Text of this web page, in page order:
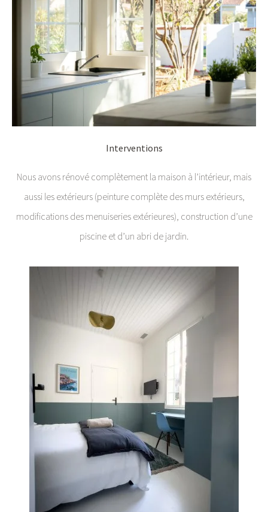
Interventions
Nous avons rénové complètement la maison à l’intérieur, mais
aussi les extérieurs (peinture complète des murs extérieurs,
modifications des menuiseries extérieures), construction d’une
piscine et d’un abri de jardin.